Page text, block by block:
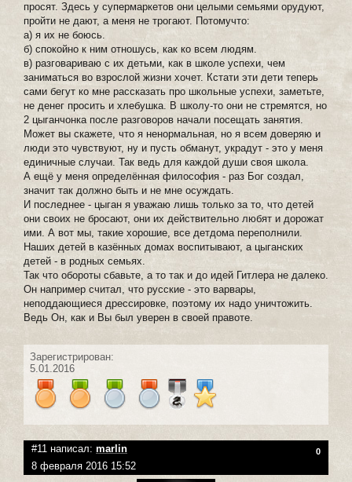
просят. Здесь у супермаркетов они целыми семьями орудуют,
пройти не дают, а меня не трогают. Потомучто:
а) я их не боюсь.
б) спокойно к ним отношусь, как ко всем людям.
в) разговариваю с их детьми, как в школе успехи, чем
заниматься во взрослой жизни хочет. Кстати эти дети теперь
сами бегут ко мне рассказать про школьные успехи, заметьте,
не денег просить и хлебушка. В школу-то они не стремятся, но
2 цыганчонка после разговоров начали посещать занятия.
Может вы скажете, что я ненормальная, но я всем доверяю и
люди это чувствуют, ну и пусть обманут, украдут - это у меня
единичные случаи. Так ведь для каждой души своя школа.
А ещё у меня определённая философия - раз Бог создал,
значит так должно быть и не мне осуждать.
И последнее - цыган я уважаю лишь только за то, что детей
они своих не бросают, они их действительно любят и дорожат
ими. А вот мы, такие хорошие, все детдома переполнили.
Наших детей в казённых домах воспитывают, а цыганских
детей - в родных семьях.
Так что обороты сбавьте, а то так и до идей Гитлера не далеко.
Он например считал, что русские - это варвары,
неподдающиеся дрессировке, поэтому их надо уничтожить.
Ведь Он, как и Вы был уверен в своей правоте.
Зарегистрирован:
5.01.2016
#11 написал: marlin 0
8 февраля 2016 15:52